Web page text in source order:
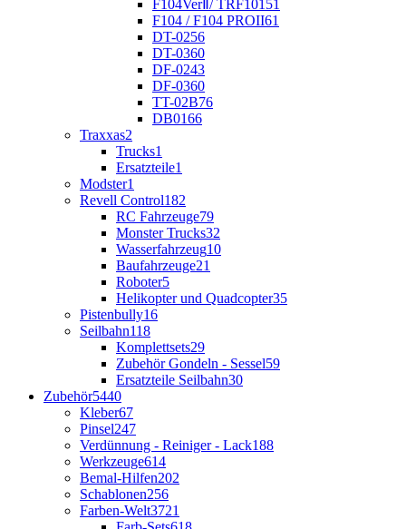
F104VerⅡ/ TRF101 51
F104 / F104 PROII61
DT-0256
DT-0360
DF-0243
DF-0360
TT-02B76
DB0166
Traxxas2
Trucks1
Ersatzteile1
Modster1
Revell Control182
RC Fahrzeuge79
Monster Trucks32
Wasserfahrzeug10
Baufahrzeuge21
Roboter5
Helikopter und Quadcopter35
Pistenbully16
Seilbahn118
Komplettsets29
Zubehör Gondeln - Sessel59
Ersatzteile Seilbahn30
Zubehör5440
Kleber67
Pinsel247
Verdünnung - Reiniger - Lack188
Werkzeuge614
Bemal-Hilfen202
Schablonen256
Farben-Welt3721